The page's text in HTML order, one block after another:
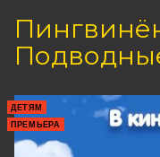
начинаются
осознают –
ДЕТЯМ
ПРЕМЬЕРА